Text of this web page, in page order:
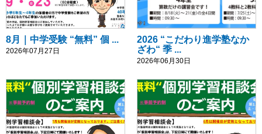
8月｜中学受験 “無料” 個 ...
2026年07月27日
2026 “こだわり進学塾なか
ざわ“ 季 ...
2026年06月30日